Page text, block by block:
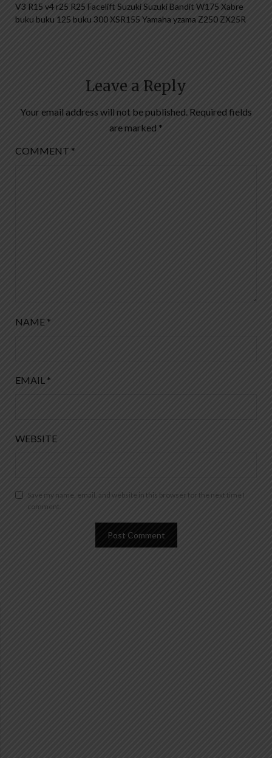
V3 R15 v4 r25 R25 Facelift Suzuki Suzuki Bandit W175 Xabre
buku buku 125 buku 300 XSR155 Yamaha yzama Z250 ZX25R
Leave a Reply
Your email address will not be published. Required fields
are marked *
COMMENT *
NAME *
EMAIL *
WEBSITE
Save my name, email, and website in this browser for the next time I
comment.